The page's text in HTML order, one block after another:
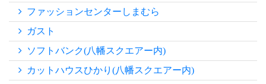
ファッションセンターしまむら
ガスト
ソフトバンク(八幡スクエアー内)
カットハウスひかり(八幡スクエアー内)